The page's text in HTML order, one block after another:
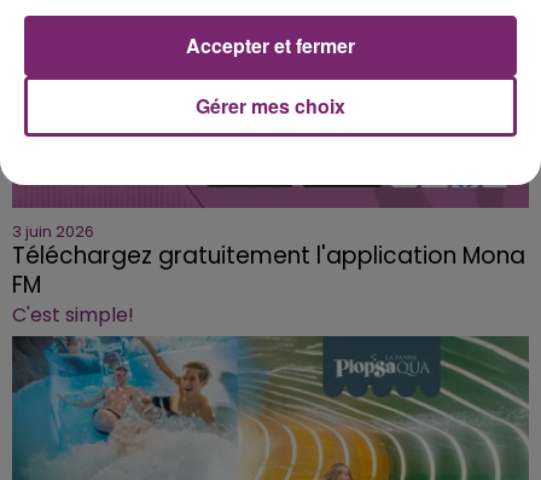
3 juin 2026
Téléchargez gratuitement l'application Mona
FM
C'est simple!
Gérer mes choix
Accepter et fermer